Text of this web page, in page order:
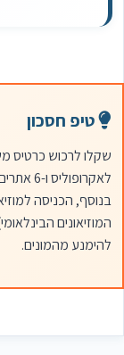
טיפ חסכון
להימנע מהמונים.